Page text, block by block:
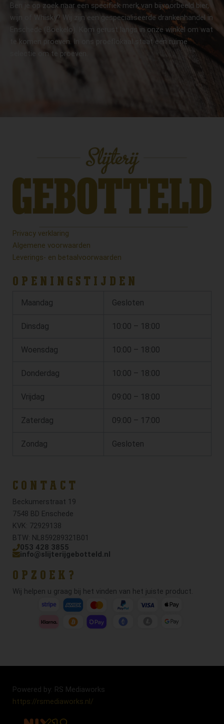
Ben je op zoek naar een specifiek merk van bijvoorbeeld bier,
wijn of Whisky? Wij zijn een gespecialiseerde drankenhandel in
Enschede (Boekelo). Kom gerust langs in onze winkel om wat
te komen proeven. In ons proeflokaal staat een ruime
selectie om te proeven.
Privacy verklaring
Algemene voorwaarden
Leverings- en betaalvoorwaarden
OPENINGSTIJDEN
Maandag Gesloten
Dinsdag 10:00 – 18:00
Woensdag 10:00 – 18:00
Donderdag 10:00 – 18:00
Vrijdag 09:00 – 18:00
Zaterdag 09:00 – 17:00
Zondag Gesloten
CONTACT
Beckumerstraat 19
7548 BD Enschede
KVK: 72929138
BTW: NL859289321B01
053 428 3855
info@slijterijgebotteld.nl
OPZOEK?
Wij helpen u graag bij het vinden van het juiste product.
Powered by: RS Mediaworks
https://rsmediaworks.nl/